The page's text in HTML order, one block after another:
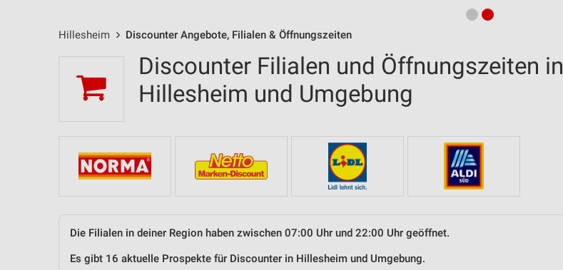
Hillesheim Discounter Angebote, Filialen & Öffnungszeiten
Discounter Filialen und Öffnungszeiten in
Hillesheim und Umgebung
Die Filialen in deiner Region haben zwischen 07:00 Uhr und 22:00 Uhr geöffnet.
Es gibt 16 aktuelle Prospekte für Discounter in Hillesheim und Umgebung.